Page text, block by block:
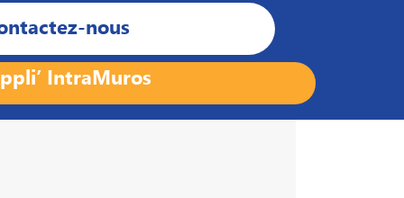
nous
IntraMuros